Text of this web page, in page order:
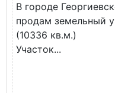
В городе
продам земельный
(10336 кв.м.)
Участок...